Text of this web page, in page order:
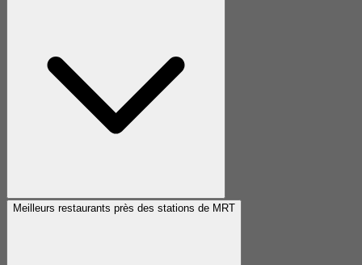
Meilleurs restaurants près des stations de MRT